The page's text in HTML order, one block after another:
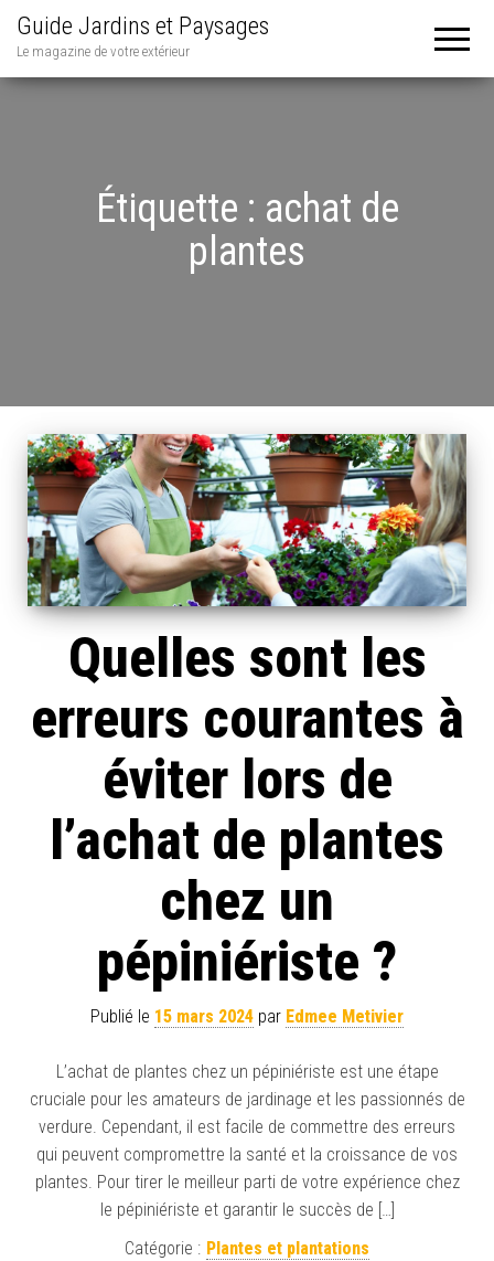
Guide Jardins et Paysages
Le magazine de votre extérieur
Étiquette : achat de
plantes
Quelles sont les
erreurs courantes à
éviter lors de
l’achat de plantes
chez un
pépiniériste ?
Publié le 15 mars 2024 par Edmee Metivier
L’achat de plantes chez un pépiniériste est une étape
cruciale pour les amateurs de jardinage et les passionnés de
verdure. Cependant, il est facile de commettre des erreurs
qui peuvent compromettre la santé et la croissance de vos
plantes. Pour tirer le meilleur parti de votre expérience chez
le pépiniériste et garantir le succès de […]
Catégorie : Plantes et plantations